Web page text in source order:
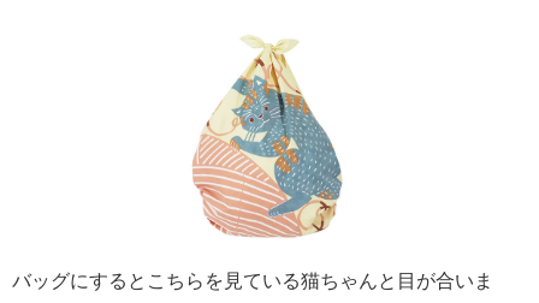
バッグにするとこちらを見ている猫ちゃんと目が合いま